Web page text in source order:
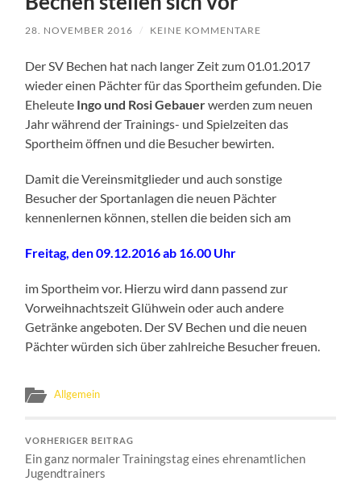
28. NOVEMBER 2016 / KEINE KOMMENTARE
Der SV Bechen hat nach langer Zeit zum 01.01.2017
wieder einen Pächter für das Sportheim gefunden. Die
Eheleute Ingo und Rosi Gebauerwerden zum neuen
Jahr während der Trainings- und Spielzeiten das
Sportheim öffnen und die Besucher bewirten.
Damit die Vereinsmitglieder und auch sonstige
Besucher der Sportanlagen die neuen Pächter
kennenlernen können, stellen die beiden sich am
Freitag, den 09.12.2016 ab 16.00 Uhr
im Sportheim vor. Hierzu wird dann passend zur
Vorweihnachtszeit Glühwein oder auch andere
Getränke angeboten. Der SV Bechen und die neuen
Pächter würden sich über zahlreiche Besucher freuen.
Allgemein
VORHERIGER BEITRAG
Ein ganz normaler Trainingstag eines ehrenamtlichen
Jugendtrainers